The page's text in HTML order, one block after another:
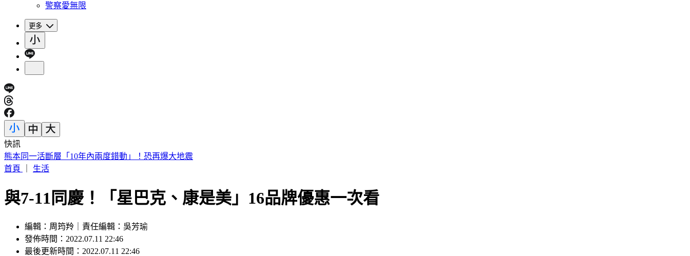
警察愛無限
更多
快訊
韓足協爆刷公卡「性招待」10外籍裁判 獲世界盃等7預選賽不敗
首頁
生活
與7-11同慶！「星巴克、康是美」16品牌優惠一次看
編輯：周筠羚｜責任編輯：吳芳瑜
發佈時間：2022.07.11 22:46
最後更新時間：2022.07.11 22:46